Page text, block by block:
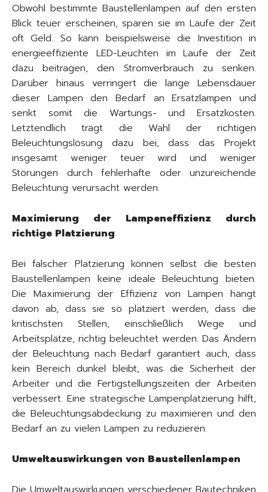
Obwohl bestimmte Baustellenlampen auf den ersten
Blick teuer erscheinen, sparen sie im Laufe der Zeit
oft Geld. So kann beispielsweise die Investition in
energieeffiziente LED-Leuchten im Laufe der Zeit
dazu beitragen, den Stromverbrauch zu senken.
Darüber hinaus verringert die lange Lebensdauer
dieser Lampen den Bedarf an Ersatzlampen und
senkt somit die Wartungs- und Ersatzkosten.
Letztendlich trägt die Wahl der richtigen
Beleuchtungslösung dazu bei, dass das Projekt
insgesamt weniger teuer wird und weniger
Störungen durch fehlerhafte oder unzureichende
Beleuchtung verursacht werden.
Maximierung der Lampeneffizienz durch
richtige Platzierung
Bei falscher Platzierung können selbst die besten
Baustellenlampen keine ideale Beleuchtung bieten.
Die Maximierung der Effizienz von Lampen hängt
davon ab, dass sie so platziert werden, dass die
kritischsten Stellen, einschließlich Wege und
Arbeitsplätze, richtig beleuchtet werden. Das Ändern
der Beleuchtung nach Bedarf garantiert auch, dass
kein Bereich dunkel bleibt, was die Sicherheit der
Arbeiter und die Fertigstellungszeiten der Arbeiten
verbessert. Eine strategische Lampenplatzierung hilft,
die Beleuchtungsabdeckung zu maximieren und den
Bedarf an zu vielen Lampen zu reduzieren.
Umweltauswirkungen von Baustellenlampen